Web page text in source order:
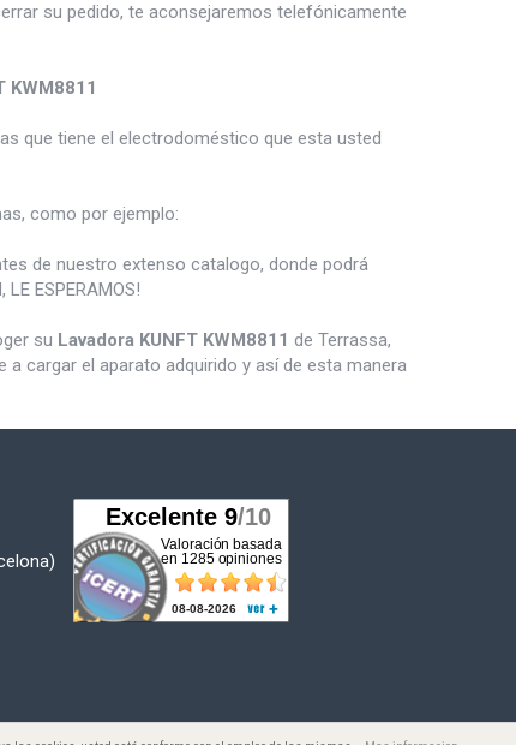
su pedido, te aconsejaremos telefónicamente
KWM8811
que tiene el electrodoméstico que esta usted
como por ejemplo:
de nuestro extenso catalogo, donde podrá
ESPERAMOS!
su Lavadora KUNFT KWM8811 de Terrassa,
cargar el aparato adquirido y así de esta manera